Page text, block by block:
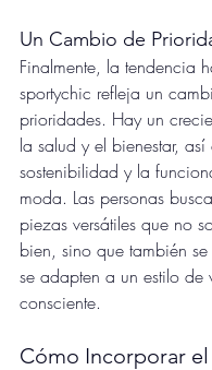
Un Cambio de
Finalmente, la tendencia
sportychic refleja un
prioridades. Hay un
la salud y el bienestar,
sostenibilidad y la
moda. Las personas
piezas versátiles que no
bien, sino que también
se adapten a un estilo
consciente.
Cómo Incorporar